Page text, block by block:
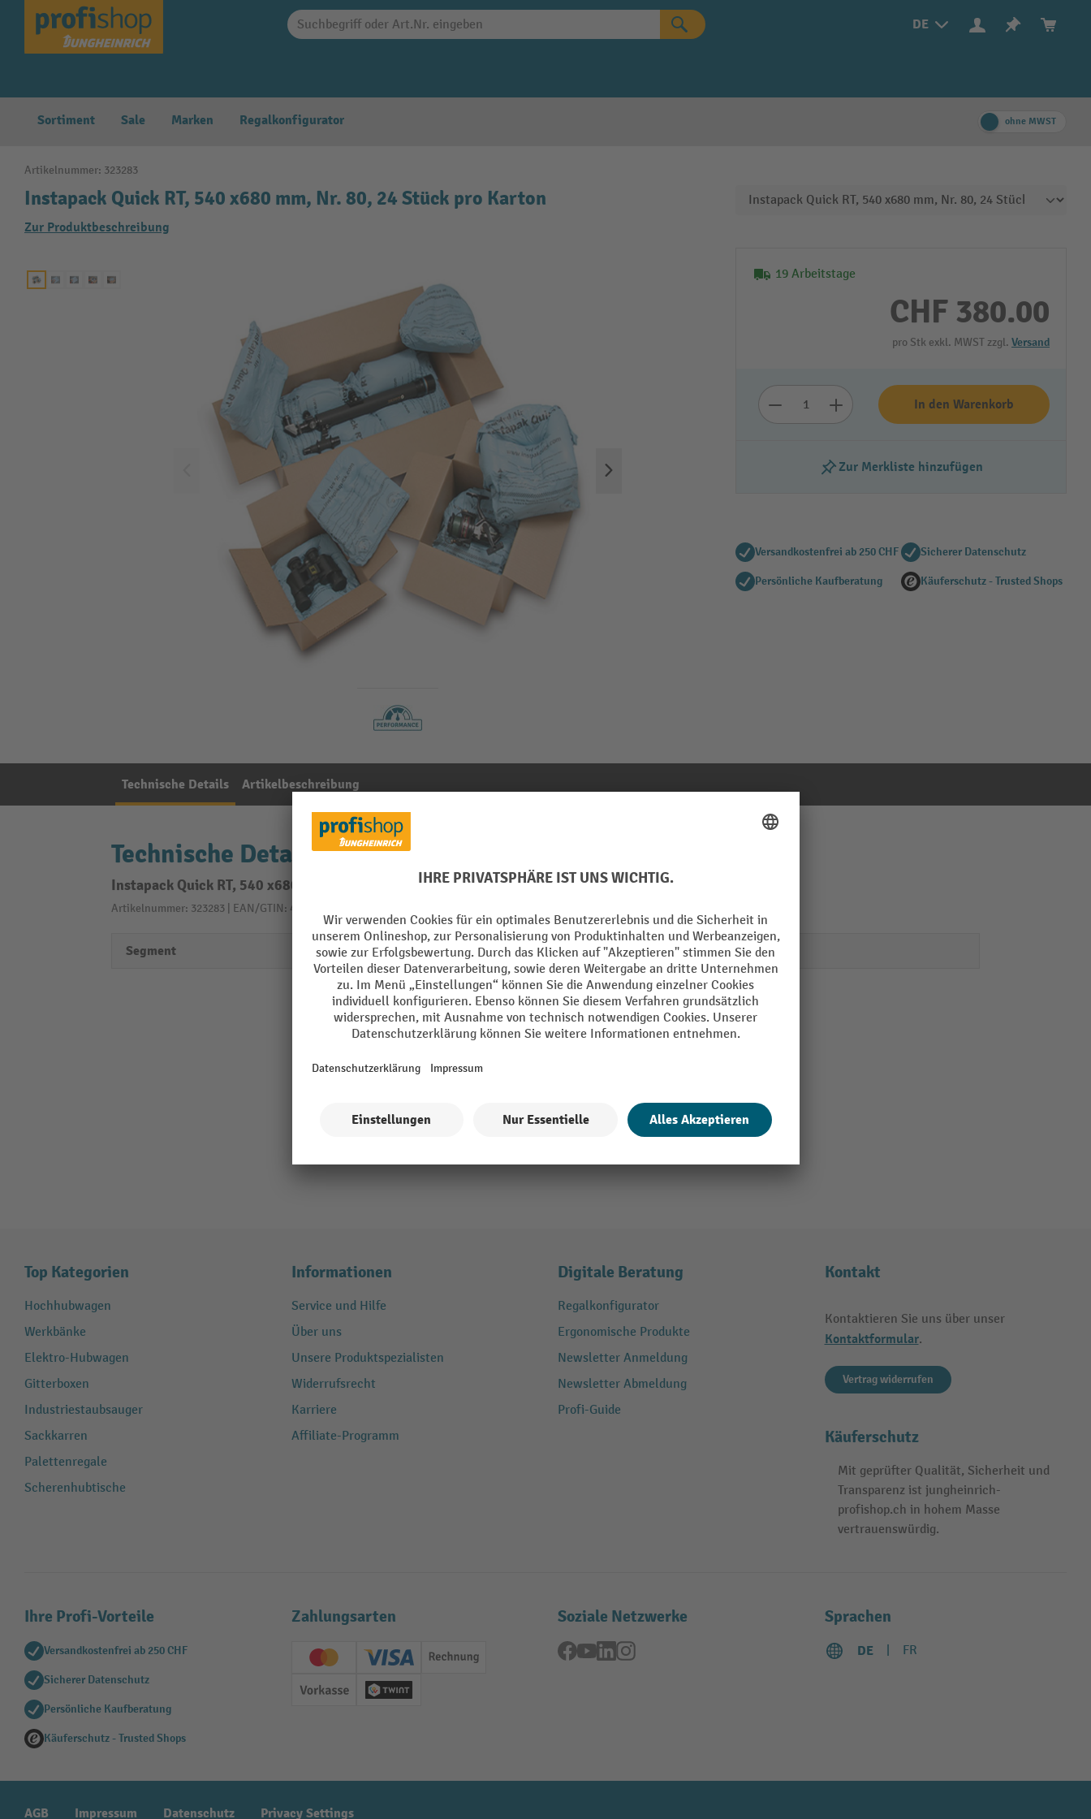
Zur Hauptnavigation springen DE
Sortiment Sale Marken Regalkonfigurator ohne MWST
Artikelnummer: 323283
Instapack Quick RT, 540 x680 mm, Nr. 80, 24 Stück pro Karton
Zur Produktbeschreibung
19 Arbeitstage
CHF 380.00
pro Stk exkl. MWST zzgl. Versand
In den Warenkorb
Zur Merkliste hinzufügen
Versandkostenfrei ab 250 CHF Sicherer Datenschutz
Persönliche Kaufberatung Käuferschutz - Trusted Shops
Technische Details Artikelbeschreibung
Technische Details
Instapack Quick RT, 540 x680 mm, Nr. 80, 24 Stück pro Karton
Artikelnummer: 323283 | EAN/GTIN: 4056705400641
Segment Performance
Top Kategorien
Hochhubwagen
Werkbänke
Elektro-Hubwagen
Gitterboxen
Industriestaubsauger
Sackkarren
Palettenregale
Scherenhubtische
Informationen
Service und Hilfe
Über uns
Unsere Produktspezialisten
Widerrufsrecht
Karriere
Affiliate-Programm
Digitale Beratung
Regalkonfigurator
Ergonomische Produkte
Newsletter Anmeldung
Newsletter Abmeldung
Profi-Guide
Kontakt
Kontaktieren Sie uns über unser
Kontaktformular.
Vertrag widerrufen
Käuferschutz
Mit geprüfter Qualität, Sicherheit und
Transparenz ist jungheinrich-
profishop.ch in hohem Masse
vertrauenswürdig.
Ihre Profi-Vorteile
Versandkostenfrei ab 250 CHF
Sicherer Datenschutz
Persönliche Kaufberatung
Käuferschutz - Trusted Shops
Zahlungsarten
Creditcard (Master)Creditcard (Visa)
Rechnung
Vorkasse Twint
Soziale Netzwerke
Facebook
YouTubeLinkedInInstagram
Sprachen
DE FR
AGB Impressum Datenschutz Privacy Settings